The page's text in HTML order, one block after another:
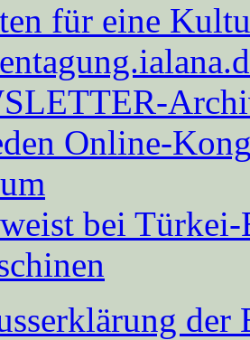
für eine
Online-
bei